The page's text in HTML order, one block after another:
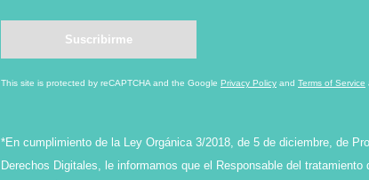
This site is protected by reCAPTCHA and the Google Privacy Policy and Terms of Service
*En cumplimiento de la Ley Orgánica 3/2018, de 5 de diciembre, de
Derechos Digitales, le informamos que el Responsable del